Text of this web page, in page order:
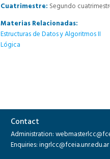
Cuatrimestre: Segundo
Materias Relacionadas:
Estructuras de Datos y Algoritmos II
Lógica
Contact
Administration:
Enquiries: ingrlcc@fceia.unr.edu.ar